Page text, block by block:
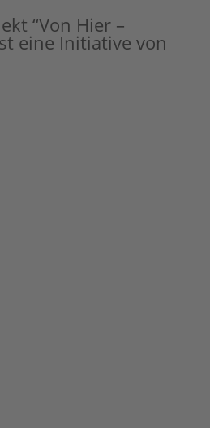
“Von Hier –
eine Initiative von